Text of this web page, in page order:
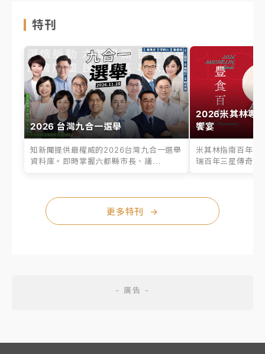
特刊
2026 台灣九合一選舉
知新聞提供最權威的2026台灣九合一選舉
資料庫。即時掌握六都縣市長、議...
2026米其林專
饗宴
米其林指南百年之
瑞百年三星傳奇、
更多特刊 →